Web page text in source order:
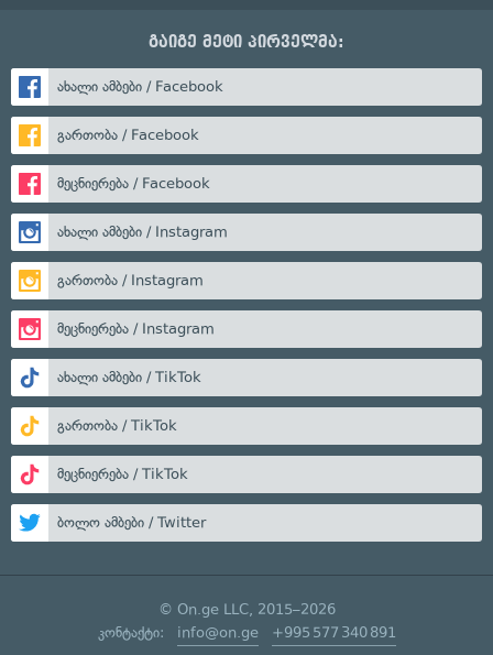
გაიგე მეტი პირველმა:
ახალი ამბები / Facebook
გართობა / Facebook
მეცნიერება / Facebook
ახალი ამბები / Instagram
გართობა / Instagram
მეცნიერება / Instagram
ახალი ამბები / TikTok
გართობა / TikTok
მეცნიერება / TikTok
ბოლო ამბები / Twitter
© On.ge LLC, 2015–2026
კონტაქტი: info@on.ge +995 577 340 891